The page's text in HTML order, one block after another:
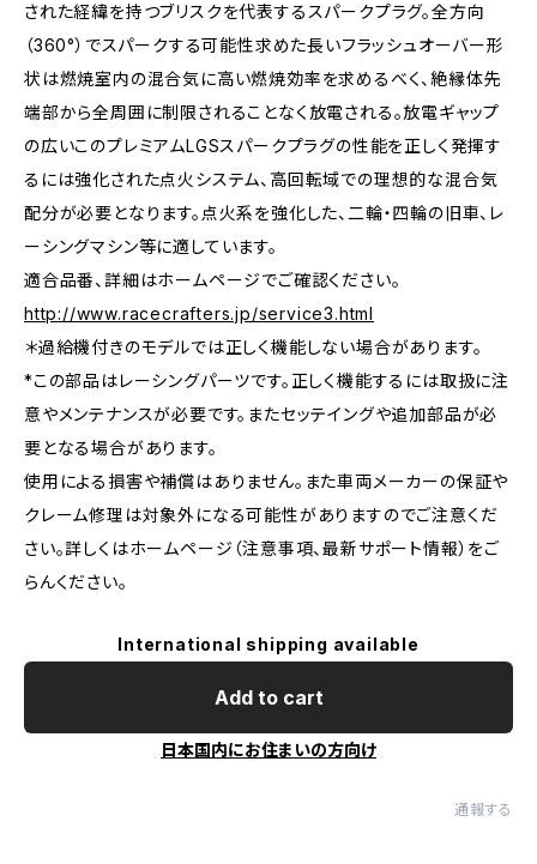
された経緯を持つブリスクを代表するスパークプラグ。全方向
（360°）でスパークする可能性求めた長いフラッシュオーバー形
状は燃焼室内の混合気に高い燃焼効率を求めるべく、絶縁体先
端部から全周囲に制限されることなく放電される。放電ギャップ
の広いこのプレミアムLGSスパークプラグの性能を正しく発揮す
るには強化された点火システム、高回転域での理想的な混合気
配分が必要となります。点火系を強化した、二輪・四輪の旧車、レ
ーシングマシン等に適しています。
適合品番、詳細はホームページでご確認ください。
http://www.racecrafters.jp/service3.html
＊過給機付きのモデルでは正しく機能しない場合があります。
*この部品はレーシングパーツです。正しく機能するには取扱に注
意やメンテナンスが必要です。またセッテイングや追加部品が必
要となる場合があります。
使用による損害や補償はありません。また車両メーカーの保証や
クレーム修理は対象外になる可能性がありますのでご注意くだ
さい。詳しくはホームページ（注意事項、最新サポート情報）をご
らんください。
International shipping available
Add to cart
日本国内にお住まいの方向け
通報する